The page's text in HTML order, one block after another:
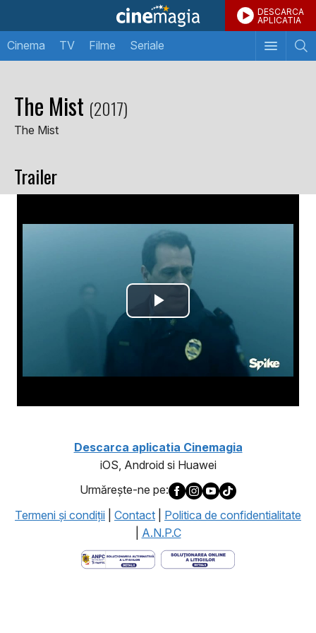
DESCARCA
APLICATIA
Cinema TV Filme Seriale
The Mist (2017)
The Mist
Trailer
Descarca aplicatia Cinemagia
iOS, Android si Huawei
Urmăreşte-ne pe:
Termeni şi condiţii
Contact
Politica de confidentialitate
A.N.P.C